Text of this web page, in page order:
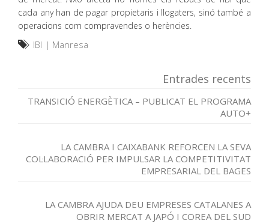
cada any han de pagar propietaris i llogaters, sinó també a
operacions com compravendes o herències.
IBI | Manresa
Entrades recents
TRANSICIÓ ENERGÈTICA – PUBLICAT EL PROGRAMA
AUTO+
LA CAMBRA I CAIXABANK REFORCEN LA SEVA
COL·LABORACIÓ PER IMPULSAR LA COMPETITIVITAT
EMPRESARIAL DEL BAGES
LA CAMBRA AJUDA DEU EMPRESES CATALANES A
OBRIR MERCAT A JAPÓ I COREA DEL SUD